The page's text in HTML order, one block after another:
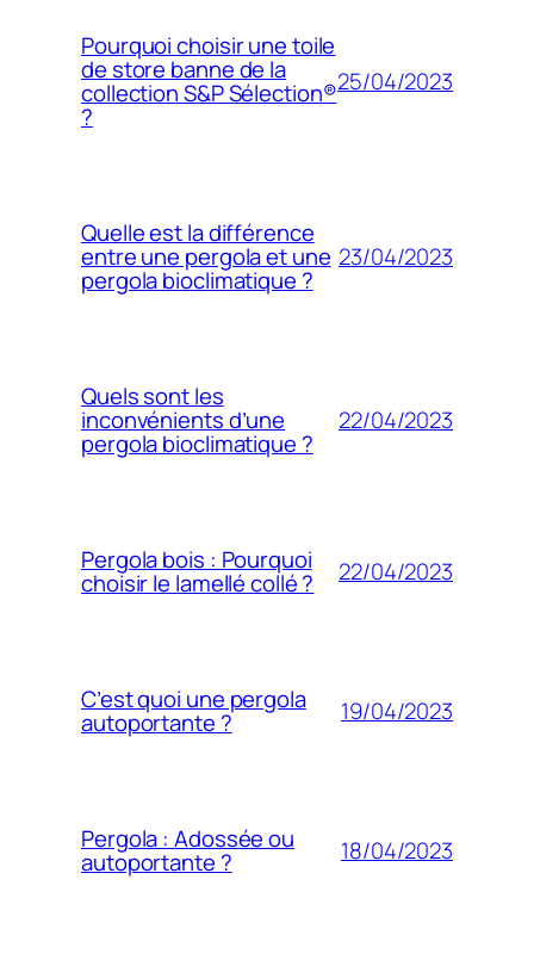
Pourquoi choisir une toile
de store banne de la
collection S&P Sélection®
?
25/04/2023
Quelle est la différence
entre une pergola et une
pergola bioclimatique ?
23/04/2023
Quels sont les
inconvénients d’une
pergola bioclimatique ?
22/04/2023
Pergola bois : Pourquoi
choisir le lamellé collé ? 22/04/2023
C’est quoi une pergola
autoportante ? 19/04/2023
Pergola : Adossée ou
autoportante ? 18/04/2023